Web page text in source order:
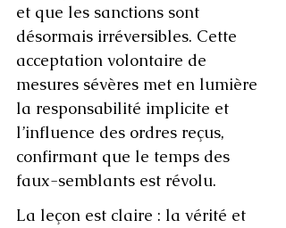
et que les sanctions sont
désormais irréversibles. Cette
acceptation volontaire de
mesures sévères met en lumière
la responsabilité implicite et
l’influence des ordres reçus,
confirmant que le temps des
faux-semblants est révolu.
La leçon est claire : la vérité et